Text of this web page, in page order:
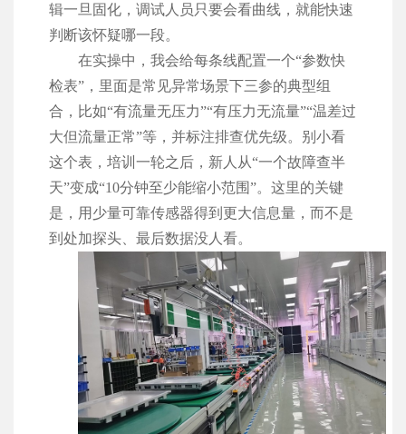
辑一旦固化，调试人员只要会看曲线，就能快速
判断该怀疑哪一段。
在实操中，我会给每条线配置一个“参数快
检表”，里面是常见异常场景下三参的典型组
合，比如“有流量无压力”“有压力无流量”“温差过
大但流量正常”等，并标注排查优先级。别小看
这个表，培训一轮之后，新人从“一个故障查半
天”变成“10分钟至少能缩小范围”。这里的关键
是，用少量可靠传感器得到更大信息量，而不是
到处加探头、最后数据没人看。